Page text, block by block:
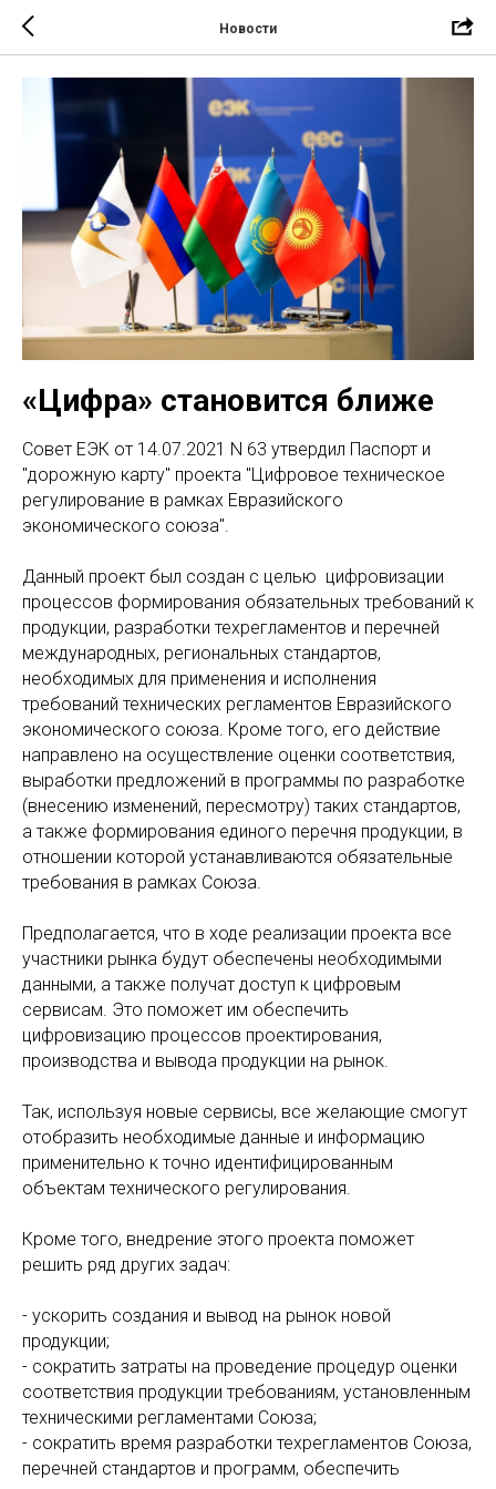
Новости
«Цифра» становится ближе
Совет ЕЭК от 14.07.2021 N 63 утвердил Паспорт и
"дорожную карту" проекта "Цифровое техническое
регулирование в рамках Евразийского
экономического союза".
Данный проект был создан с целью цифровизации
процессов формирования обязательных требований к
продукции, разработки техрегламентов и перечней
международных, региональных стандартов,
необходимых для применения и исполнения
требований технических регламентов Евразийского
экономического союза. Кроме того, его действие
направлено на осуществление оценки соответствия,
выработки предложений в программы по разработке
(внесению изменений, пересмотру) таких стандартов,
а также формирования единого перечня продукции, в
отношении которой устанавливаются обязательные
требования в рамках Союза.
Предполагается, что в ходе реализации проекта все
участники рынка будут обеспечены необходимыми
данными, а также получат доступ к цифровым
сервисам. Это поможет им обеспечить
цифровизацию процессов проектирования,
производства и вывода продукции на рынок.
Так, используя новые сервисы, все желающие смогут
отобразить необходимые данные и информацию
применительно к точно идентифицированным
объектам технического регулирования.
Кроме того, внедрение этого проекта поможет
решить ряд других задач:
- ускорить создания и вывод на рынок новой
продукции;
- сократить затраты на проведение процедур оценки
соответствия продукции требованиям, установленным
техническими регламентами Союза;
- сократить время разработки техрегламентов Союза,
перечней стандартов и программ, обеспечить